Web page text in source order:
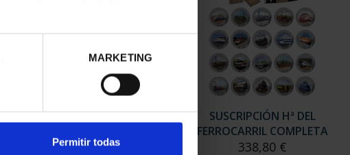
MARKETING
Permitir todas
Hª DEL FERROCARRIL -
338,80 €
SUSCRIPCIÓN Hª DEL
FERROCARRIL COMPLETA
338,80 €